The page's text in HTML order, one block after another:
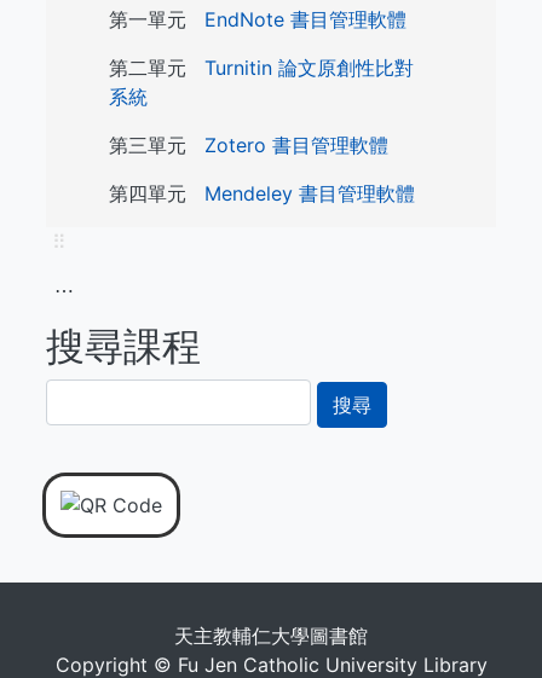
第一單元 EndNote 書目管理軟體
第二單元 Turnitin 論文原創性比對
系統
第三單元 Zotero 書目管理軟體
第四單元 Mendeley 書目管理軟體
⠿
⋯
搜尋課程
尋
天主教輔仁大學圖書館
Copyright © Fu Jen Catholic University Library